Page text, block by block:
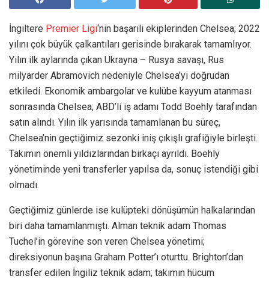
İngiltere Premier Ligi‘nin başarılı ekiplerinden Chelsea; 2022
yılını çok büyük çalkantıları gerisinde bırakarak tamamlıyor.
Yılın ilk aylarında çıkan Ukrayna – Rusya savaşı, Rus
milyarder Abramovich nedeniyle Chelsea’yi doğrudan
etkiledi. Ekonomik ambargolar ve kulübe kayyum atanması
sonrasında Chelsea; ABD’li iş adamı Todd Boehly tarafından
satın alındı. Yılın ilk yarısında tamamlanan bu süreç,
Chelsea’nin geçtiğimiz sezonki iniş çıkışlı grafiğiyle birleşti.
Takımın önemli yıldızlarından birkaçı ayrıldı. Boehly
yönetiminde yeni transferler yapılsa da, sonuç istendiği gibi
olmadı.
Geçtiğimiz günlerde ise kulüpteki dönüşümün halkalarından
biri daha tamamlanmıştı. Alman teknik adam Thomas
Tuchel’in görevine son veren Chelsea yönetimi;
direksiyonun başına Graham Potter’ı oturttu. Brighton’dan
transfer edilen İngiliz teknik adam; takımın hücum